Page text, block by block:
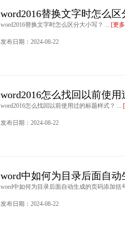
word2016替换文字时怎么
word2016替换文字时怎么区分大小写？ ... [更
发布日期：2024-08-22
word2016怎么找回以前使
word2016怎么找回以前使用过的标题样式？ ...
发布日期：2024-08-22
word中如何为目录后面自
word中如何为目录后面自动生成的页码添加括
发布日期：2024-08-22